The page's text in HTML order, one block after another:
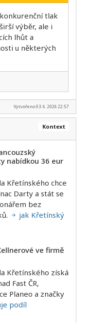
tlak
výběr, ale i
lhůt a
u některých
Vytvořeno 03. 6. 2026 22:57
Kontext
nabídkou 36 eur
Křetínského chce
Darty a stát se
bez
jak Křetínský
ve firmě
Křetínského získá
Fast ČR,
Planeo a značky
podíl